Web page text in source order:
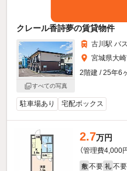
クレール香詩夢の賃貸物件
すべての写真
古川駅 バス
宮城県大
2階建 / 25年6
駐車場あり 宅配ボックス
2.7万円
（管理費4,000円
敷 不要 礼 不要